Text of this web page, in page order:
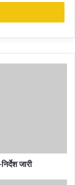
नानखटाई, बिस्कुट
निर्माण के साथ ही
किया गया है। जिले में
का यह बेहतर विकल्प
to set
जारी